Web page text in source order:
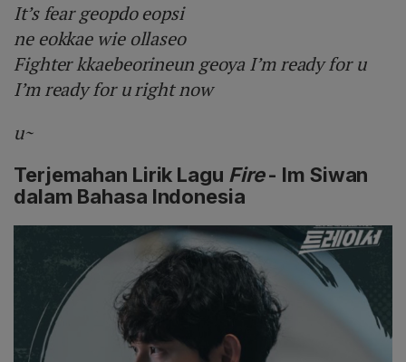
It’s fear geopdo eopsi
ne eokkae wie ollaseo
Fighter kkaebeorineun geoya I’m ready for u
I’m ready for u right now
u~
Terjemahan Lirik Lagu Fire- Im Siwan
dalam Bahasa Indonesia